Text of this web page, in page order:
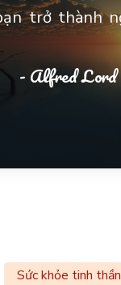
trở thành
- Alfred Lord
Sức khỏe tinh thần